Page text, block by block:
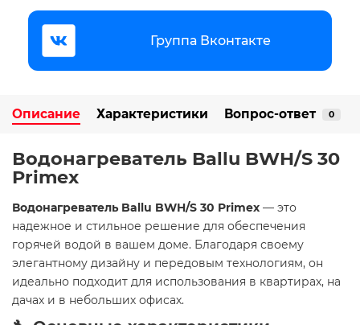
Группа Вконтакте
Описание Характеристики Вопрос-ответ 0
Водонагреватель Ballu BWH/S 30
Primex
Водонагреватель Ballu BWH/S 30 Primex — это
надежное и стильное решение для обеспечения
горячей водой в вашем доме. Благодаря своему
элегантному дизайну и передовым технологиям, он
идеально подходит для использования в квартирах, на
дачах и в небольших офисах.​